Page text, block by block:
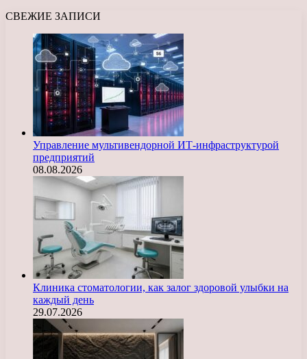
СВЕЖИЕ ЗАПИСИ
Управление мультивендорной ИТ-инфраструктурой
предприятий
08.08.2026
Клиника стоматологии, как залог здоровой улыбки на
каждый день
29.07.2026